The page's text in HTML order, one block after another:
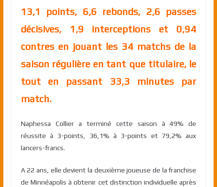
13,1 points, 6,6 rebonds, 2,6 passes
décisives, 1,9 interceptions et 0,94
contres en jouant les 34 matchs de la
saison régulière en tant que titulaire, le
tout en passant 33,3 minutes par
match.
Naphessa Collier a terminé cette saison à 49% de
réussite à 3-points, 36,1% à 3-points et 79,2% aux
lancers-francs.
A 22 ans, elle devient la deuxième joueuse de la franchise
de Minnéapolis à obtenir cet distinction individuelle après